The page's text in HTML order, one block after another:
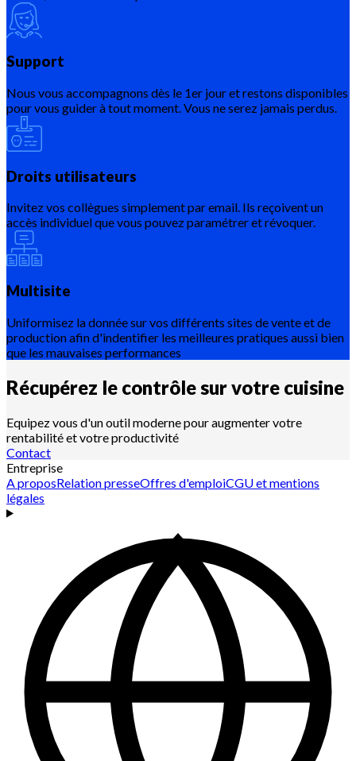
Support
Nous vous accompagnons dès le 1er jour et restons disponibles
pour vous guider à tout moment. Vous ne serez jamais perdus.
Droits utilisateurs
Invitez vos collègues simplement par email. Ils reçoivent un
accès individuel que vous pouvez paramétrer et révoquer.
Multisite
Uniformisez la donnée sur vos différents sites de vente et de
production afin d'indentifier les meilleures pratiques aussi bien
que les mauvaises performances
Récupérez le contrôle sur votre cuisine
Equipez vous d'un outil moderne pour augmenter votre
rentabilité et votre productivité
Contact
Entreprise
A proposRelation presseOffres d'emploiCGU et mentions
légales